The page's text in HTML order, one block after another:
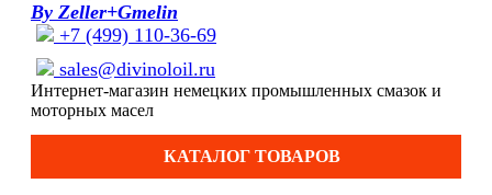
By Zeller+Gmelin
+7 (499) 110-36-69
sales@divinoloil.ru
Интернет-магазин немецких промышленных смазок и
моторных масел
КАТАЛОГ ТОВАРОВ